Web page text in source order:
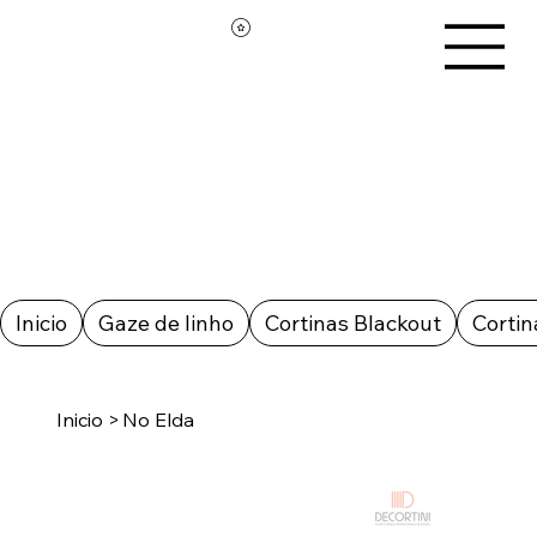
Inicio Gaze de linho Cortinas Blackout
Inicio > No Elda